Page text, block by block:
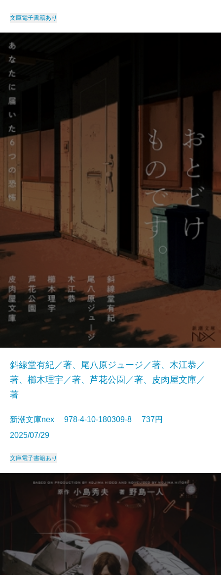
文庫電子書籍あり
斜線堂有紀／著、尾八原ジュージ／著、木江恭／
著、櫛木理宇／著、芦花公園／著、皮肉屋文庫／
著
新潮文庫nex 978-4-10-180309-8 737円
2025/07/29
文庫電子書籍あり